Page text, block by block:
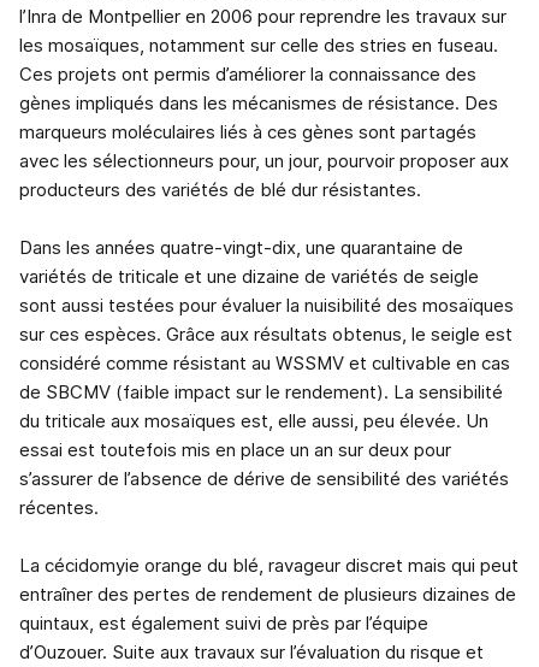
l’Inra de Montpellier en 2006 pour reprendre les travaux sur
les mosaïques, notamment sur celle des stries en fuseau.
Ces projets ont permis d’améliorer la connaissance des
gènes impliqués dans les mécanismes de résistance. Des
marqueurs moléculaires liés à ces gènes sont partagés
avec les sélectionneurs pour, un jour, pourvoir proposer aux
producteurs des variétés de blé dur résistantes.
Dans les années quatre-vingt-dix, une quarantaine de
variétés de triticale et une dizaine de variétés de seigle
sont aussi testées pour évaluer la nuisibilité des mosaïques
sur ces espèces. Grâce aux résultats obtenus, le seigle est
considéré comme résistant au WSSMV et cultivable en cas
de SBCMV (faible impact sur le rendement). La sensibilité
du triticale aux mosaïques est, elle aussi, peu élevée. Un
essai est toutefois mis en place un an sur deux pour
s’assurer de l’absence de dérive de sensibilité des variétés
récentes.
La cécidomyie orange du blé, ravageur discret mais qui peut
entraîner des pertes de rendement de plusieurs dizaines de
quintaux, est également suivi de près par l’équipe
d’Ouzouer. Suite aux travaux sur l’évaluation du risque et